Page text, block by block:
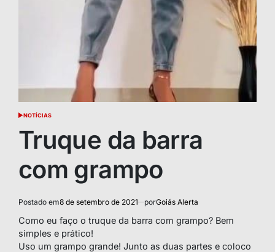
POSTED
NOTÍCIAS
Truque da barra
com grampo
Postado em8 de setembro de 2021 porGoiás Alerta
Como eu faço o truque da barra com grampo? Bem
simples e prático!
Uso um grampo grande! Junto as duas partes e coloco